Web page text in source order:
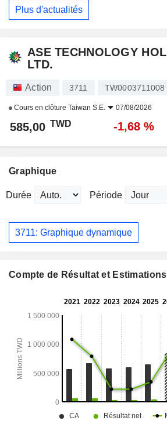
Plus d'actualités
ASE TECHNOLOGY
LTD.
Action 3711 TW0003711008
Cours en clôture Taiwan S.E. 07/08/2026
585,00 TWD -1,68 %
Graphique
Durée Période
3711: Graphique dynamique
Compte de Résultat et Estimations